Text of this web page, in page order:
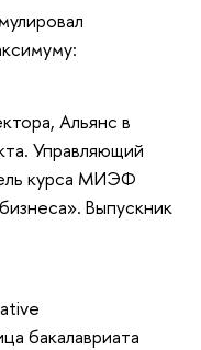
Альянс в
Управляющий
курса МИЭФ
Выпускник
бакалавриата